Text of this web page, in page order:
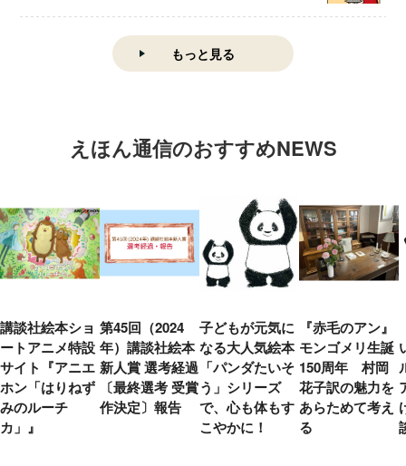
もっと見る
えほん通信のおすすめNEWS
講談社絵本ショ
ートアニメ特設
サイト『アニエ
ホン「はりねず
みのルーチ
カ」』
第45回（2024
年）講談社絵本
新人賞 選考経過
〔最終選考 受賞
作決定〕報告
子どもが元気に
なる大人気絵本
「パンダたいそ
う」シリーズ
で、心も体もす
こやかに！
『赤毛のアン』
モンゴメリ生誕
150周年 村岡
花子訳の魅力を
あらためて考え
る